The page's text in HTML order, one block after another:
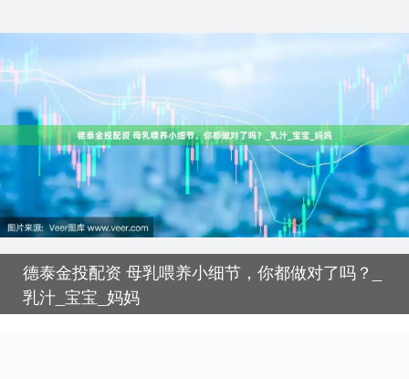
德泰金投配资 母乳喂养小细节，你都做对了吗？_
乳汁_宝宝_妈妈